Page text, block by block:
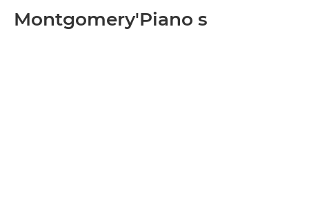
Montgomery'Piano s